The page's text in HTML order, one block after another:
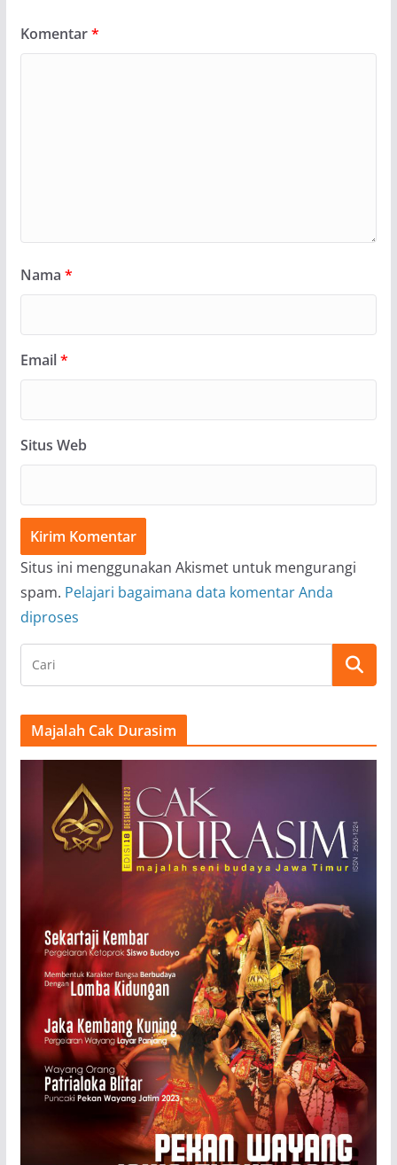
Komentar*
Nama *
Email*
Situs Web
Situs ini menggunakan Akismet untuk mengurangi
spam. Pelajari bagaimana data komentar Anda
diproses
Majalah Cak Durasim